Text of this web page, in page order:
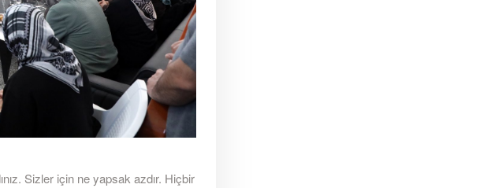
Sizler için ne yapsak azdır. Hiçbir